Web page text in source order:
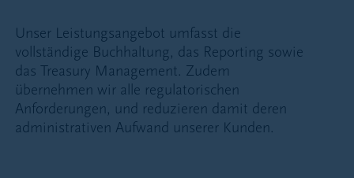
Unser Leistungsangebot umfasst die
vollständige Buchhaltung, das Reporting sowie
das Treasury Management. Zudem
übernehmen wir alle regulatorischen
Anforderungen, und reduzieren damit deren
administrativen Aufwand unserer Kunden.